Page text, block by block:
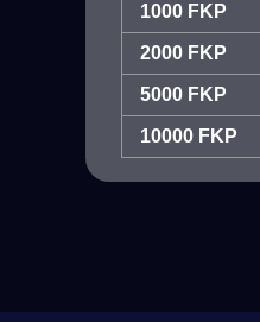
1000 FKP
2000 FKP
5000 FKP
10000 FKP